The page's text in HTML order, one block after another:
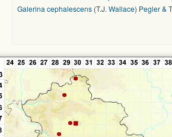
Galerina cephalescens (T.J. Wallace) Pegler &